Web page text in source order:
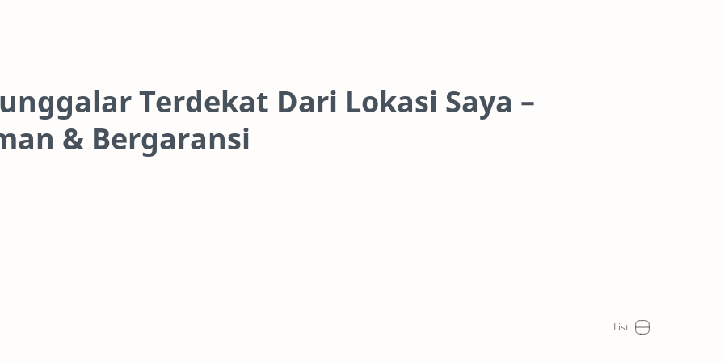
Terdekat Dari Lokasi Saya –
& Bergaransi